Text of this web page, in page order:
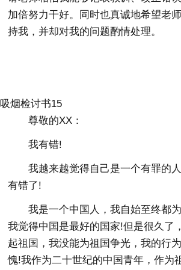
加倍努力干好。同时也真诚地希望老
持我，并却对我的问题酌情处理。
吸烟检讨书15
尊敬的XX：
我有错!
我越来越觉得自己是一个有罪的
有错了!
我是一个中国人，我自始至终都
我觉得中国是最好的国家!但是很久了
起祖国，我没能为祖国争光，我的行
愧!我作为二十世纪的中国青年，作为